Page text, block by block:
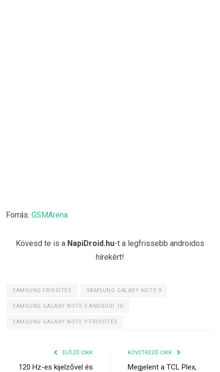
Forrás. GSMArena
Kövesd te is a NapiDroid.hu-t a legfrissebb androidos
hírekért!
SAMSUNG FRISSÍTÉS SAMSUNG GALAXY NOTE 9
SAMSUNG GALAXY NOTE 9 ANDROID 10
SAMSUNG GALAXY NOTE 9 FRISSÍTÉS
ELŐZŐ CIKK
120 Hz-es kijelzővel és
KÖVETKEZŐ CIKK
Megjelent a TCL Plex,